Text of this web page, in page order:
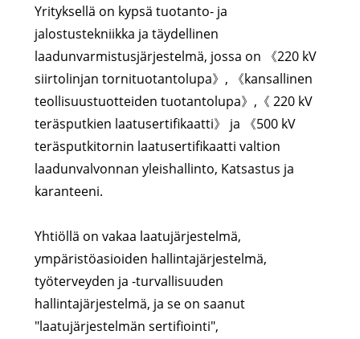
Yrityksellä on kypsä tuotanto- ja
jalostustekniikka ja täydellinen
laadunvarmistusjärjestelmä, jossa on 《220 kV
siirtolinjan tornituotantolupa》, 《kansallinen
teollisuustuotteiden tuotantolupa》,《 220 kV
teräsputkien laatusertifikaatti》 ja 《500 kV
teräsputkitornin laatusertifikaatti valtion
laadunvalvonnan yleishallinto, Katsastus ja
karanteeni.
Yhtiöllä on vakaa laatujärjestelmä,
ympäristöasioiden hallintajärjestelmä,
työterveyden ja -turvallisuuden
hallintajärjestelmä, ja se on saanut
"laatujärjestelmän sertifiointi",